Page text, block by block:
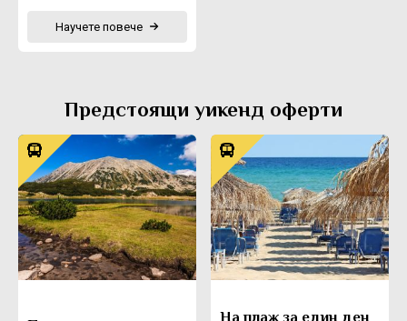
Научете повече
Предстоящи уикенд оферти